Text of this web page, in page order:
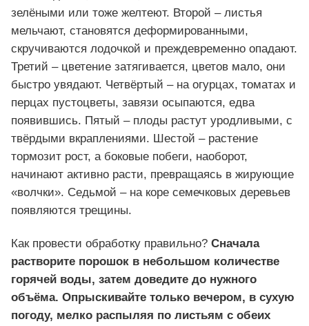
зелёными или тоже желтеют. Второй – листья
мельчают, становятся деформированными,
скручиваются лодочкой и преждевременно опадают.
Третий – цветение затягивается, цветов мало, они
быстро увядают. Четвёртый – на огурцах, томатах и
перцах пустоцветы, завязи осыпаются, едва
появившись. Пятый – плоды растут уродливыми, с
твёрдыми вкраплениями. Шестой – растение
тормозит рост, а боковые побеги, наоборот,
начинают активно расти, превращаясь в жирующие
«волчки». Седьмой – на коре семечковых деревьев
появляются трещины.
Как провести обработку правильно? Сначала
растворите порошок в небольшом количестве
горячей воды, затем доведите до нужного
объёма. Опрыскивайте только вечером, в сухую
погоду, мелко распыляя по листьям с обеих